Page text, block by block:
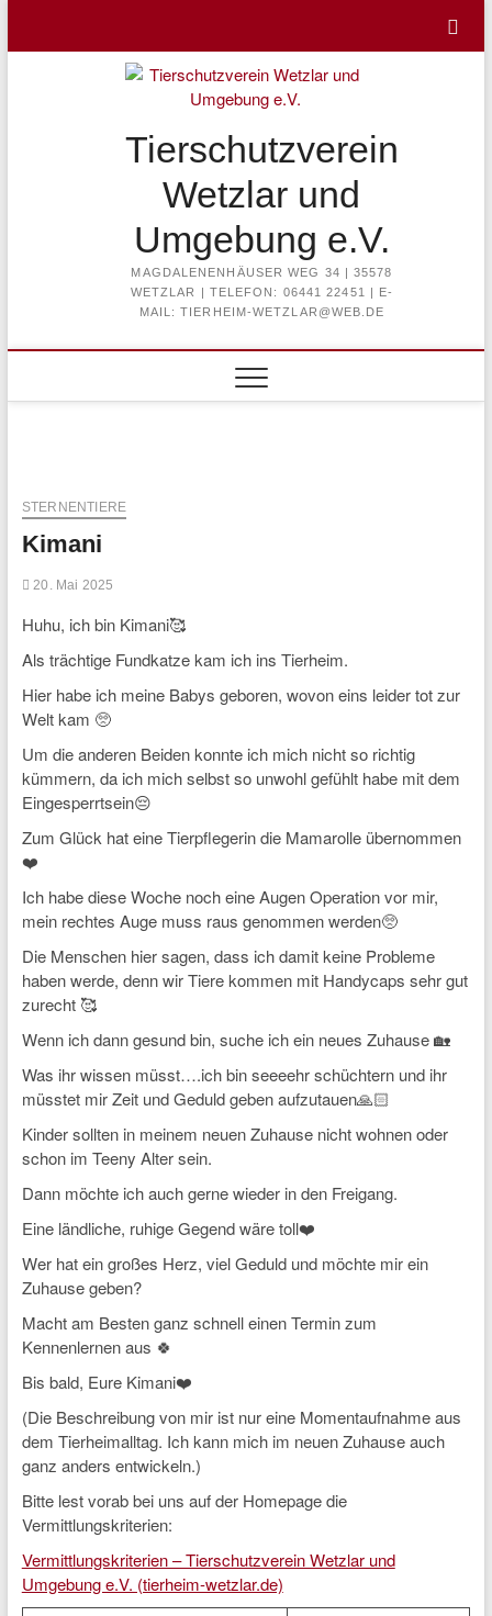
content
Tierschutzverein
Wetzlar und
Umgebung e.V.
MAGDALENENHÄUSER WEG 34 | 35578
WETZLAR | TELEFON: 06441 22451 | E-
MAIL: TIERHEIM-WETZLAR@WEB.DE
STERNENTIERE
Kimani
20. Mai 2025
Huhu, ich bin Kimani🥰
Als trächtige Fundkatze kam ich ins Tierheim.
Hier habe ich meine Babys geboren, wovon eins leider tot zur
Welt kam 🥺
Um die anderen Beiden konnte ich mich nicht so richtig
kümmern, da ich mich selbst so unwohl gefühlt habe mit dem
Eingesperrtsein😔
Zum Glück hat eine Tierpflegerin die Mamarolle übernommen
❤️
Ich habe diese Woche noch eine Augen Operation vor mir,
mein rechtes Auge muss raus genommen werden🥺
Die Menschen hier sagen, dass ich damit keine Probleme
haben werde, denn wir Tiere kommen mit Handycaps sehr gut
zurecht 🥰
Wenn ich dann gesund bin, suche ich ein neues Zuhause 🏡
Was ihr wissen müsst….ich bin seeeehr schüchtern und ihr
müsstet mir Zeit und Geduld geben aufzutauen🙏🏻
Kinder sollten in meinem neuen Zuhause nicht wohnen oder
schon im Teeny Alter sein.
Dann möchte ich auch gerne wieder in den Freigang.
Eine ländliche, ruhige Gegend wäre toll❤️
Wer hat ein großes Herz, viel Geduld und möchte mir ein
Zuhause geben?
Macht am Besten ganz schnell einen Termin zum
Kennenlernen aus 🍀
Bis bald, Eure Kimani❤️
(Die Beschreibung von mir ist nur eine Momentaufnahme aus
dem Tierheimalltag. Ich kann mich im neuen Zuhause auch
ganz anders entwickeln.)
Bitte lest vorab bei uns auf der Homepage die
Vermittlungskriterien:
Vermittlungskriterien – Tierschutzverein Wetzlar und
Umgebung e.V. (tierheim-wetzlar.de)